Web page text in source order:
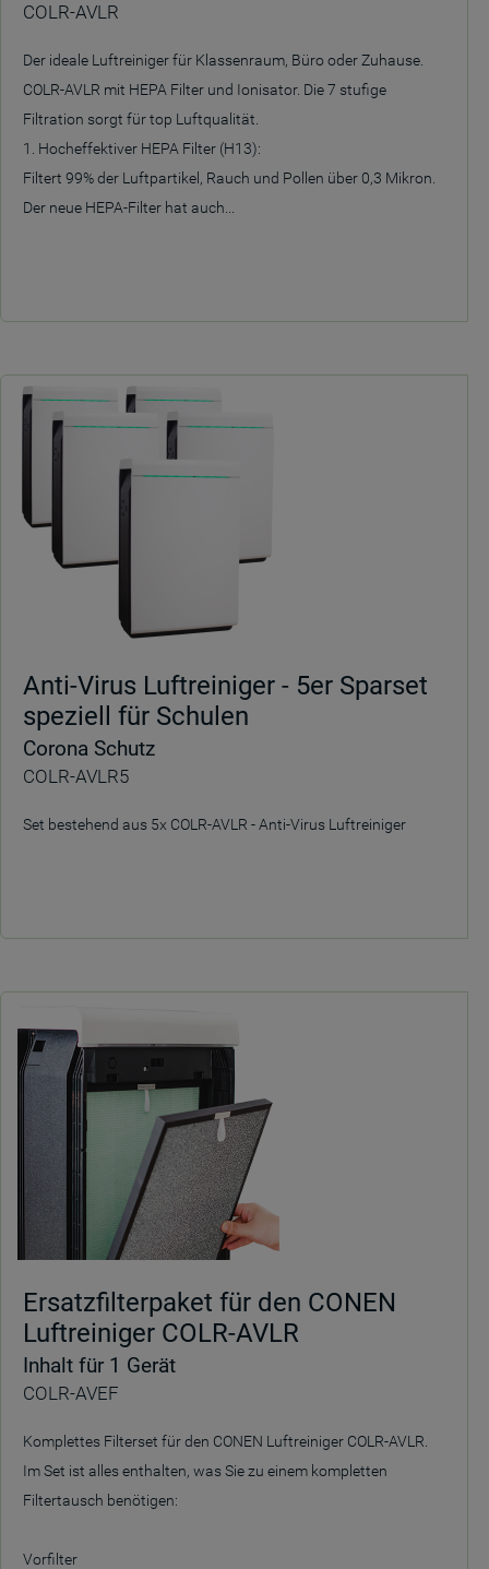
COLR-AVLR
Der ideale Luftreiniger für Klassenraum, Büro oder Zuhause.
COLR-AVLR mit HEPA Filter und Ionisator. Die 7 stufige
Filtration sorgt für top Luftqualität.
1. Hocheffektiver HEPA Filter (H13):
Filtert 99% der Luftpartikel, Rauch und Pollen über 0,3 Mikron.
Der neue HEPA-Filter hat auch...
Anti-Virus Luftreiniger - 5er Sparset
speziell für Schulen
Corona Schutz
COLR-AVLR5
Set bestehend aus 5x COLR-AVLR - Anti-Virus Luftreiniger
Ersatzfilterpaket für den CONEN
Luftreiniger COLR-AVLR
Inhalt für 1 Gerät
COLR-AVEF
Komplettes Filterset für den CONEN Luftreiniger COLR-AVLR.
Im Set ist alles enthalten, was Sie zu einem kompletten
Filtertausch benötigen:
Vorfilter